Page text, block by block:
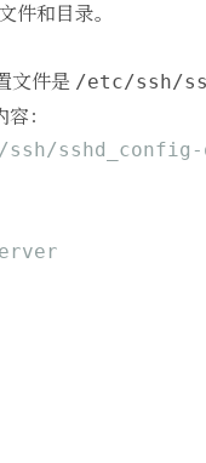
和目录。
文件是 /etc/ssh/
：
sshd_config-